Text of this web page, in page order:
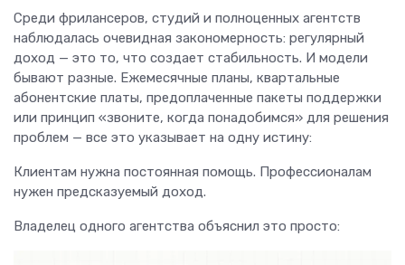
Среди фрилансеров, студий и полноценных агентств
наблюдалась очевидная закономерность: регулярный
доход — это то, что создает стабильность. И модели
бывают разные. Ежемесячные планы, квартальные
абонентские платы, предоплаченные пакеты поддержки
или принцип «звоните, когда понадобимся» для решения
проблем — все это указывает на одну истину:
Клиентам нужна постоянная помощь. Профессионалам
нужен предсказуемый доход.
Владелец одного агентства объяснил это просто: